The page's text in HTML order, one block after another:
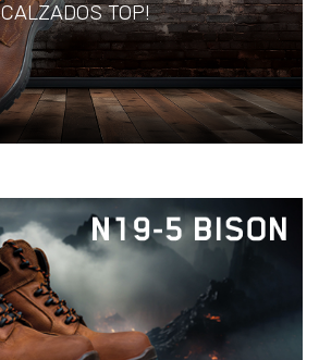
CALZADOS TOP!